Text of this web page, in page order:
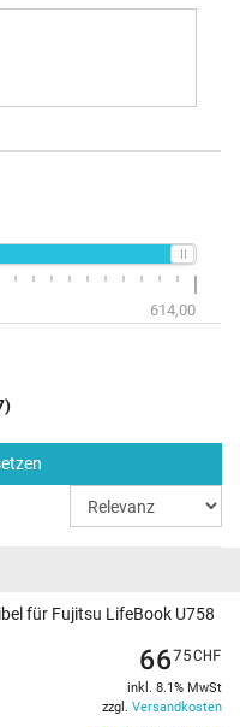
614,00
für Fujitsu LifeBook U758
6675CHF
inkl. 8.1% MwSt
zzgl. Versandkosten